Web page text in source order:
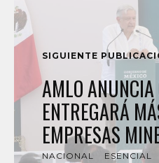
SIGUIENTE
AMLO ANUNCIA
ENTREGARÁ
EMPRESAS
NACIONAL ESENCIAL